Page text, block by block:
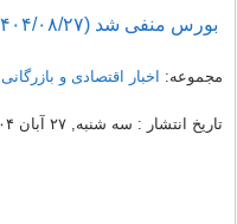
بورس منفی شد (۱۴۰۴/۰۸/۲۷)
مجموعه: اخبار اقتصادی و بازرگانی
تاریخ انتشار : سه شنبه, ۲۷ آبان ۱۴۰۴ ۱۴:۳۳